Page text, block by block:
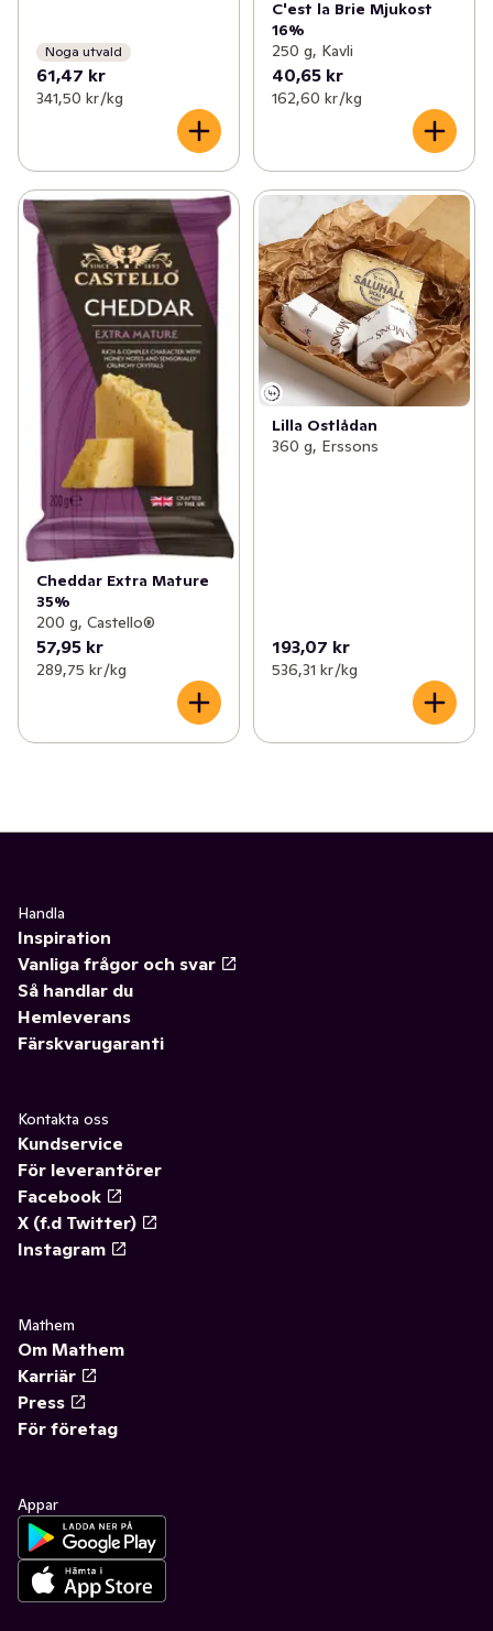
Noga utvald
61,47 kr
341,50 kr /kg
C'est la Brie Mjukost
16%
250 g, Kavli
40,65 kr
162,60 kr /kg
Cheddar Extra Mature
35%
200 g, Castello®
57,95 kr
289,75 kr /kg
Lilla Ostlådan
360 g, Erssons
193,07 kr
536,31 kr /kg
Handla
Inspiration
Vanliga frågor och svar
Så handlar du
Hemleverans
Färskvarugaranti
Kontakta oss
Kundservice
För leverantörer
Facebook
X (f.d Twitter)
Instagram
Mathem
Om Mathem
Karriär
Press
För företag
Appar